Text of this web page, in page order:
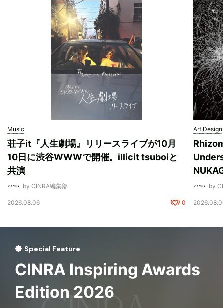
Music
荘子it『人生劇場』リリースライブが10月
10日に渋谷WWWで開催。illicit tsuboiと
共演
by CINRA編集部
2026.08.06 0
Art,Design
by
Special Feature
CINRA Inspiring Awards
Edition 2026